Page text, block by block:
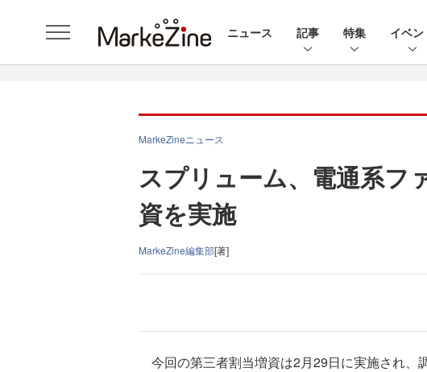
ニュース 記事 特集 イベン
MarkeZineニュース
スプリューム、電通系フ
資を実施
MarkeZine編集部[著]
今回の第三者割当増資は2月29日に実施され、